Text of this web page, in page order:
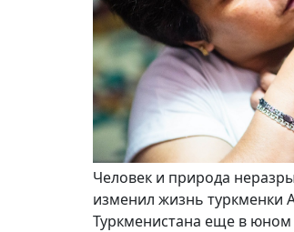
Человек и природа
изменил жизнь туркменки
Туркменистана еще в юном